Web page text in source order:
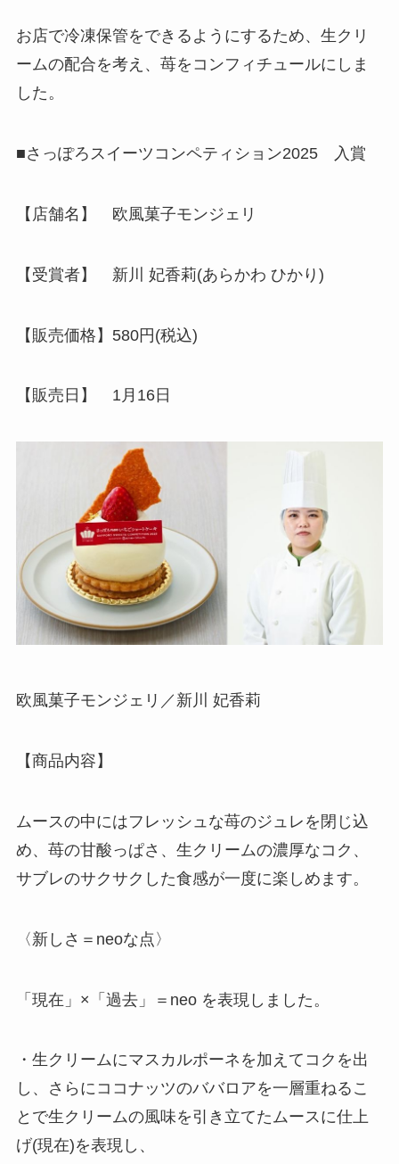
お店で冷凍保管をできるようにするため、生クリ
ームの配合を考え、苺をコンフィチュールにしま
した。
■さっぽろスイーツコンペティション2025 入賞
【店舗名】 欧風菓子モンジェリ
【受賞者】 新川 妃香莉(あらかわ ひかり)
【販売価格】580円(税込)
【販売日】 1月16日
欧風菓子モンジェリ／新川 妃香莉
【商品内容】
ムースの中にはフレッシュな苺のジュレを閉じ込
め、苺の甘酸っぱさ、生クリームの濃厚なコク、
サブレのサクサクした食感が一度に楽しめます。
〈新しさ＝neoな点〉
「現在」×「過去」＝neo を表現しました。
・生クリームにマスカルポーネを加えてコクを出
し、さらにココナッツのババロアを一層重ねるこ
とで生クリームの風味を引き立てたムースに仕上
げ(現在)を表現し、